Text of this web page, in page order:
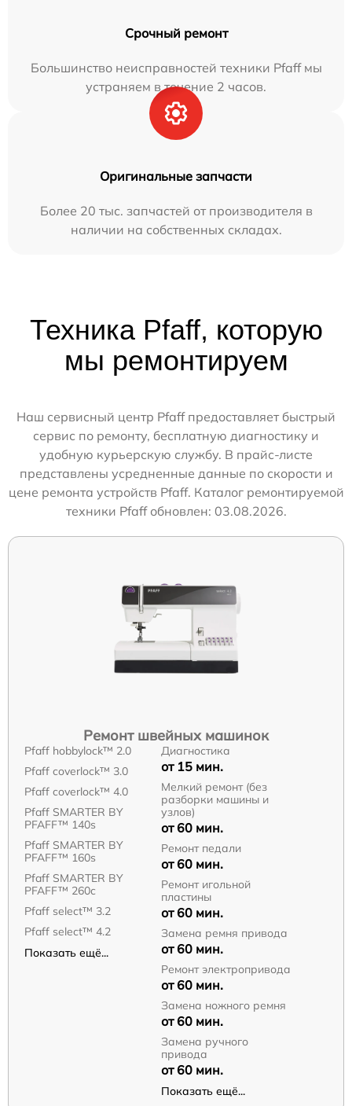
Срочный ремонт
Большинство неисправностей техники Pfaff мы
устраняем в течение 2 часов.
Оригинальные запчасти
Более 20 тыс. запчастей от производителя в
наличии на собственных складах.
Техника Pfaff, которую
мы ремонтируем
Наш сервисный центр Pfaff предоставляет быстрый
сервис по ремонту, бесплатную диагностику и
удобную курьерскую службу. В прайс-листе
представлены усредненные данные по скорости и
цене ремонта устройств Pfaff. Каталог ремонтируемой
техники Pfaff обновлен: 03.08.2026.
Ремонт швейных машинок
Pfaff hobbylock™ 2.0
Pfaff coverlock™ 3.0
Pfaff coverlock™ 4.0
Pfaff SMARTER BY
PFAFF™ 140s
Pfaff SMARTER BY
PFAFF™ 160s
Pfaff SMARTER BY
PFAFF™ 260c
Pfaff select™ 3.2
Pfaff select™ 4.2
Показать ещё...
Диагностика
от 15 мин.
Мелкий ремонт (без
разборки машины и
узлов)
от 60 мин.
Ремонт педали
от 60 мин.
Ремонт игольной
пластины
от 60 мин.
Замена ремня привода
от 60 мин.
Ремонт электропривода
от 60 мин.
Замена ножного ремня
от 60 мин.
Замена ручного
привода
от 60 мин.
Показать ещё...